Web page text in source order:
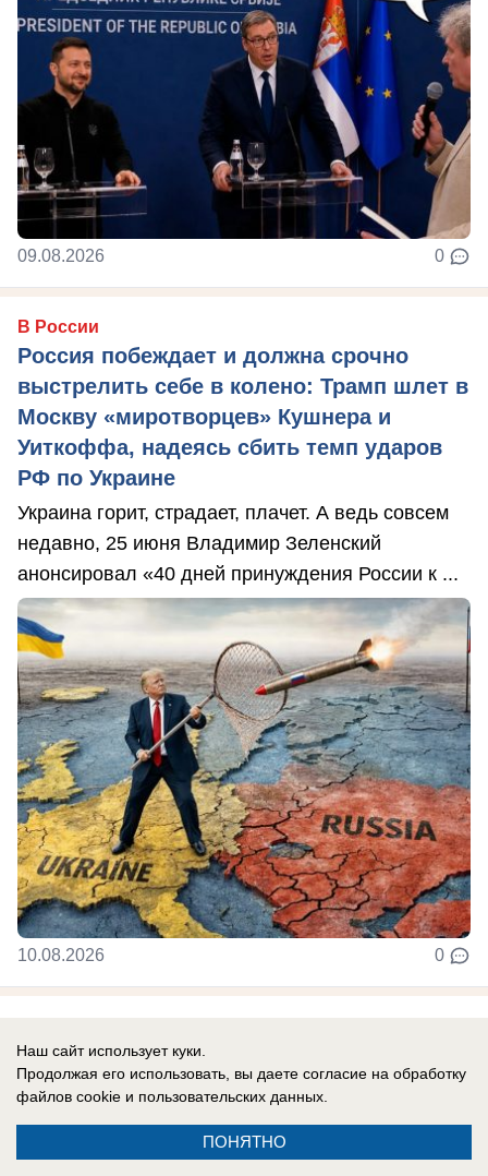
09.08.2026 0
В России
Россия побеждает и должна срочно
выстрелить себе в колено: Трамп шлет в
Москву «миротворцев» Кушнера и
Уиткоффа, надеясь сбить темп ударов
РФ по Украине
Украина горит, страдает, плачет. А ведь совсем
недавно, 25 июня Владимир Зеленский
анонсировал «40 дней принуждения России к ...
10.08.2026 0
Иран схватил США за «чувствительное»
место: Трамп готов выйти из конфликта
Президент США уже готов ограничиться
Наш сайт использует куки.
Продолжая его использовать, вы даете согласие на обработку
файлов cookie и пользовательских данных.
ПОНЯТНО